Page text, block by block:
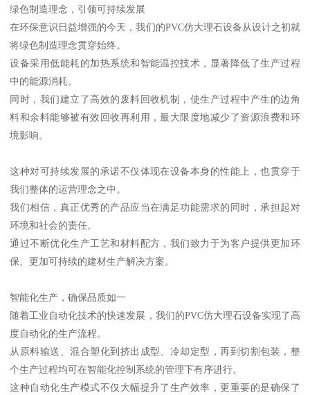
绿色制造理念，引领可持续发展
在环保意识日益增强的今天，我们的PVC仿大理石设备从设计之初就
将绿色制造理念贯穿始终。
设备采用低能耗的加热系统和智能温控技术，显著降低了生产过程
中的能源消耗。
同时，我们建立了高效的废料回收机制，使生产过程中产生的边角
料和余料能够被有效回收再利用，最大限度地减少了资源浪费和环
境影响。
这种对可持续发展的承诺不仅体现在设备本身的性能上，也贯穿于
我们整体的运营理念之中。
我们相信，真正优秀的产品应当在满足功能需求的同时，承担起对
环境和社会的责任。
通过不断优化生产工艺和材料配方，我们致力于为客户提供更加环
保、更加可持续的建材生产解决方案。
智能化生产，确保品质如一
随着工业自动化技术的快速发展，我们的PVC仿大理石设备实现了高
度自动化的生产流程。
从原料输送、混合塑化到挤出成型、冷却定型，再到切割包装，整
个生产过程均可在智能化控制系统的管理下有序进行。
这种自动化生产模式不仅大幅提升了生产效率，更重要的是确保了